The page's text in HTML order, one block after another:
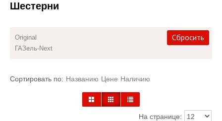
Полезные статьи
Покупка и оплата
Шестерни
Original
ГАЗель-Next
Сбросить
Сортировать по: Названию Цене Наличию
На странице: